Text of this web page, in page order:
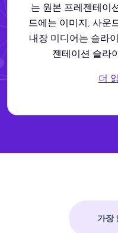
는 원본 프레젠테이
드에는 이미지, 사운
내장 미디어는 슬라
젠테이션 슬라
더
가장